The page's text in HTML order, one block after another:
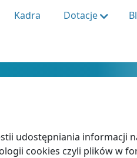
Kadra Dotacje
udostępniania informacji
cookies czyli plików w